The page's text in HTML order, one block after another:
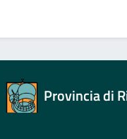
Provincia di